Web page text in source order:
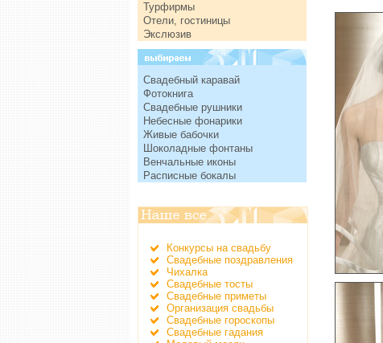
Турфирмы
Отели, гостиницы
Экслюзив
Свадебный каравай
Фотокнига
Свадебные рушники
Небесные фонарики
Живые бабочки
Шоколадные фонтаны
Венчальные иконы
Расписные бокалы
Конкурсы на свадьбу
Свадебные поздравления
Чихалка
Свадебные тосты
Свадебные приметы
Организация свадьбы
Свадебные гороскопы
Свадебные гадания